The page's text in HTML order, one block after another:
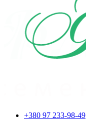
+380 97 233-98-49